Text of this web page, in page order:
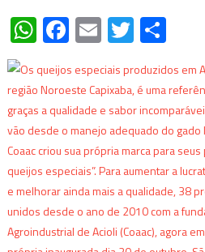
WhatsApp
Facebook
EmailTwitter